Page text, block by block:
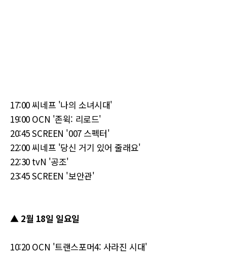
17:00 씨네프 '나의 소녀시대'
19:00 OCN '존윅: 리로드'
20:45 SCREEN '007 스펙터'
22:00 씨네프 '당신 거기 있어 줄래요'
22:30 tvN '공조'
23:45 SCREEN '보안관'
▲ 2월 18일 일요일
10:20 OCN '트랜스포머4: 사라진 시대'